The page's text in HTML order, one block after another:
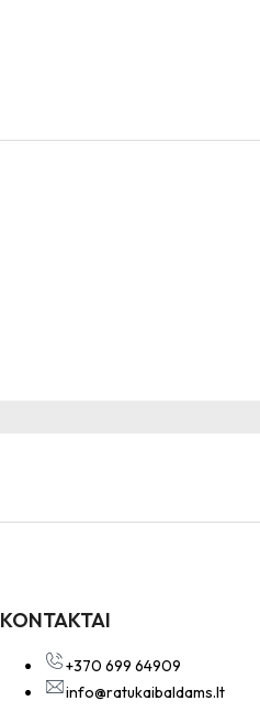
KONTAKTAI
+370 699 64909
info@ratukaibaldams.lt